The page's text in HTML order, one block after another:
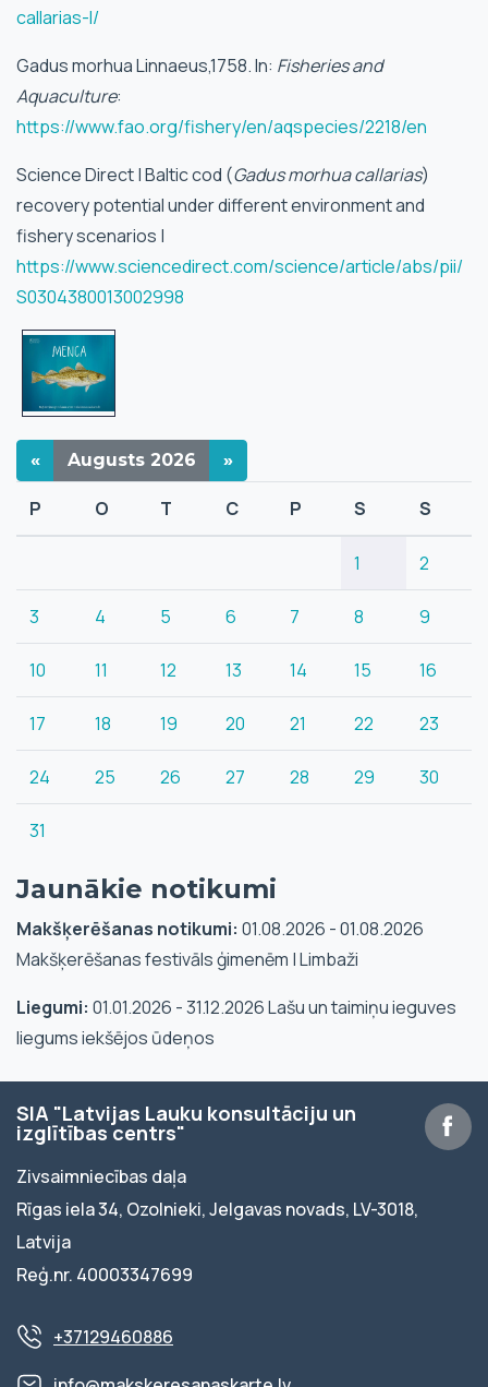
callarias-l/
Gadus morhua Linnaeus,1758. In: Fisheries and
Aquaculture:
https://www.fao.org/fishery/en/aqspecies/2218/en
Science Direct | Baltic cod (Gadus morhua callarias)
recovery potential under different environment and
fishery scenarios |
https://www.sciencedirect.com/science/article/abs/pii/
S0304380013002998
« Augusts 2026 »
P O T C P S S
1 2
3 4 5 6 7 8 9
10 11 12 13 14 15 16
17 18 19 20 21 22 23
24 25 26 27 28 29 30
31
Jaunākie notikumi
Makšķerēšanas notikumi: 01.08.2026 - 01.08.2026
Makšķerēšanas festivāls ģimenēm | Limbaži
Liegumi: 01.01.2026 - 31.12.2026 Lašu un taimiņu ieguves
liegums iekšējos ūdeņos
SIA "Latvijas Lauku konsultāciju un
izglītības centrs"
Zivsaimniecības daļa
Rīgas iela 34, Ozolnieki, Jelgavas novads, LV-3018,
Latvija
Reģ.nr. 40003347699
+37129460886